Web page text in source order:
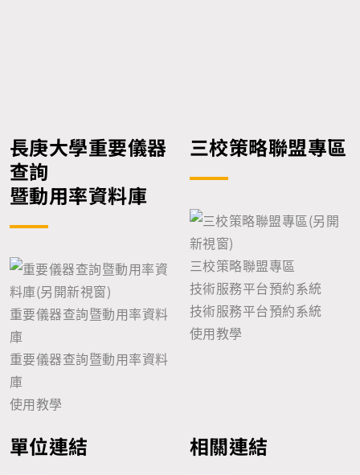
長庚大學重要儀器
查詢
暨動用率資料庫
重要儀器查詢暨動用率資料
庫
重要儀器查詢暨動用率資料
庫
使用教學
三校策略聯盟專區
三校策略聯盟專區
技術服務平台預約系統
技術服務平台預約系統
使用教學
單位連結 相關連結